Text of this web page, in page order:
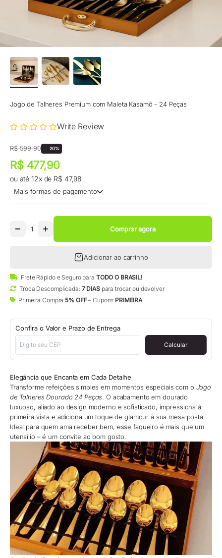
Jogo de Talheres Premium com Maleta Kasamô - 24 Peças
Write Review
Preço promocional
Preço normal
R$ 599,90 20%
Preço promocional
R$ 477,90
ou até 12x de R$ 47,98
Mais formas de pagamento
Comprar agora
Adicionar ao carrinho
Frete Rápido e Seguro para TODO O BRASIL!
Troca Descomplicada: 7 DIASpara trocar ou devolver
Primeira Compra5% OFF– Cupom: PRIMEIRA
Confira o Valor e Prazo de Entrega
Calcular
Elegância que Encanta em Cada Detalhe
Transforme refeições simples em momentos especiais com o Jogo
de Talheres Dourado 24 Peças. O acabamento em dourado
luxuoso, aliado ao design moderno e sofisticado, impressiona à
primeira vista e adiciona um toque de glamour à sua mesa posta.
Ideal para quem ama receber bem, esse faqueiro é mais que um
utensílio – é um convite ao bom gosto.